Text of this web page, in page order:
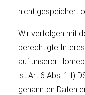
nicht gespeichert
Wir verfolgen mit
berechtigte
auf unserer
ist Art 6 Abs. 1 f)
genannten Daten